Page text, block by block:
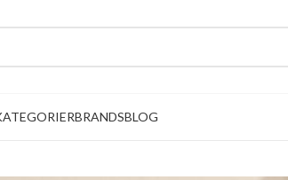
BRANDSBLOG